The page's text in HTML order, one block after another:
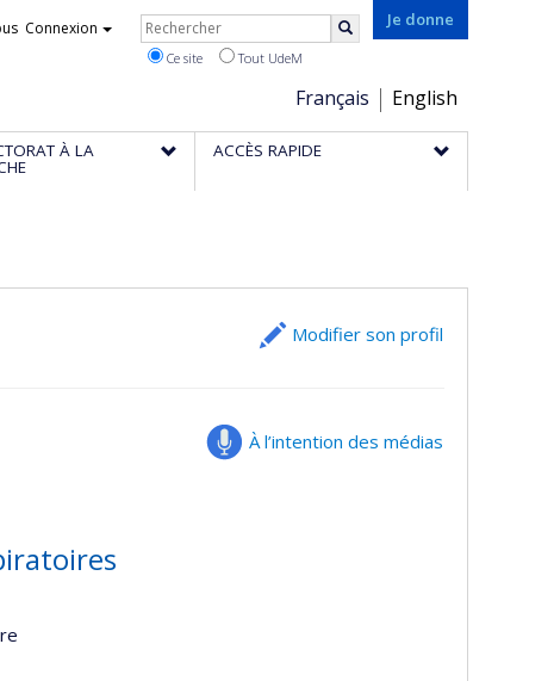
Je donne
Choix
de
la
Français English
Connexion Rechercher
Ce site Tout UdeM
À LA ACCÈS RAPIDE
Modifier son profil
À l’intention des médias